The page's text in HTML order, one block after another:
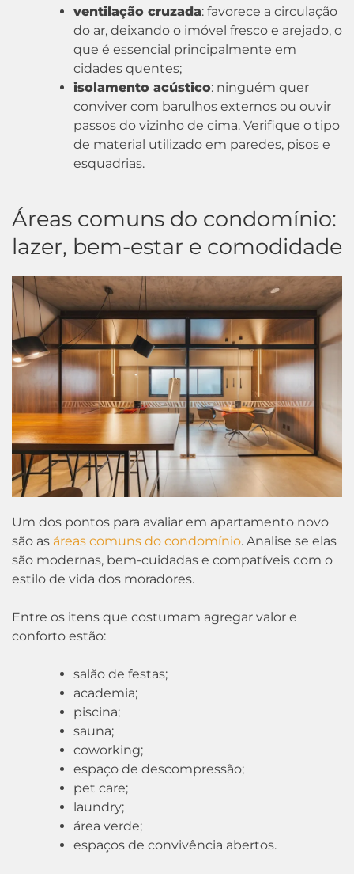
ventilação cruzada: favorece a circulação
do ar, deixando o imóvel fresco e arejado, o
que é essencial principalmente em
cidades quentes;
isolamento acústico: ninguém quer
conviver com barulhos externos ou ouvir
passos do vizinho de cima. Verifique o tipo
de material utilizado em paredes, pisos e
esquadrias.
Áreas comuns do condomínio:
lazer, bem-estar e comodidade
Um dos pontos para avaliar em apartamento novo
são as áreas comuns do condomínio. Analise se elas
são modernas, bem-cuidadas e compatíveis com o
estilo de vida dos moradores.
Entre os itens que costumam agregar valor e
conforto estão:
salão de festas;
academia;
piscina;
sauna;
coworking;
espaço de descompressão;
pet care;
laundry;
área verde;
espaços de convivência abertos.